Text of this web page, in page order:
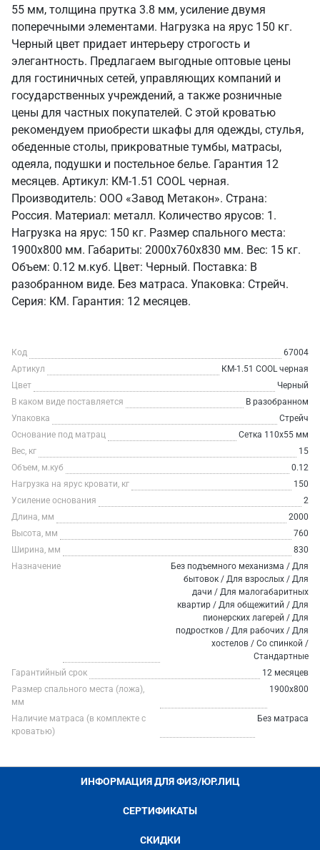
55 мм, толщина прутка 3.8 мм, усиление двумя
поперечными элементами. Нагрузка на ярус 150 кг.
Черный цвет придает интерьеру строгость и
элегантность. Предлагаем выгодные оптовые цены
для гостиничных сетей, управляющих компаний и
государственных учреждений, а также розничные
цены для частных покупателей. С этой кроватью
рекомендуем приобрести шкафы для одежды, стулья,
обеденные столы, прикроватные тумбы, матрасы,
одеяла, подушки и постельное белье. Гарантия 12
месяцев. Артикул: КМ-1.51 COOL черная.
Производитель: ООО «Завод Метакон». Страна:
Россия. Материал: металл. Количество ярусов: 1.
Нагрузка на ярус: 150 кг. Размер спального места:
1900х800 мм. Габариты: 2000х760х830 мм. Вес: 15 кг.
Объем: 0.12 м.куб. Цвет: Черный. Поставка: В
разобранном виде. Без матраса. Упаковка: Стрейч.
Серия: КМ. Гарантия: 12 месяцев.
Код
67004
Артикул
КМ-1.51 COOL черная
Цвет
Черный
В каком виде поставляется
В разобранном
Упаковка
Стрейч
Основание под матрац
Сетка 110х55 мм
Вес, кг
15
Объем, м.куб
0.12
Нагрузка на ярус кровати, кг
150
Усиление основания
2
Длина, мм
2000
Высота, мм
760
Ширина, мм
830
Назначение
Без подъемного механизма / Для
бытовок / Для взрослых / Для
дачи / Для малогабаритных
квартир / Для общежитий / Для
пионерских лагерей / Для
подростков / Для рабочих / Для
хостелов / Со спинкой /
Стандартные
Гарантийный срок
12 месяцев
Размер спального места (ложа),
мм
1900х800
Наличие матраса (в комплекте с
кроватью)
Без матраса
ИНФОРМАЦИЯ ДЛЯ ФИЗ/ЮР.ЛИЦ
СЕРТИФИКАТЫ
СКИДКИ